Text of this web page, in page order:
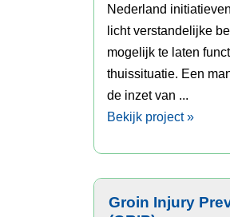
Nederland
licht verstandelijke
mogelijk te laten
thuissituatie. Een
de inzet van ...
Bekijk project »
Groin Injury